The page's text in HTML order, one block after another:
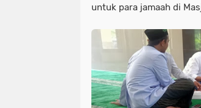
untuk para jamaah di